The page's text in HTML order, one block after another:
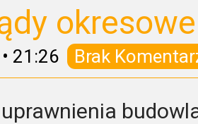
• 21:26 Brak